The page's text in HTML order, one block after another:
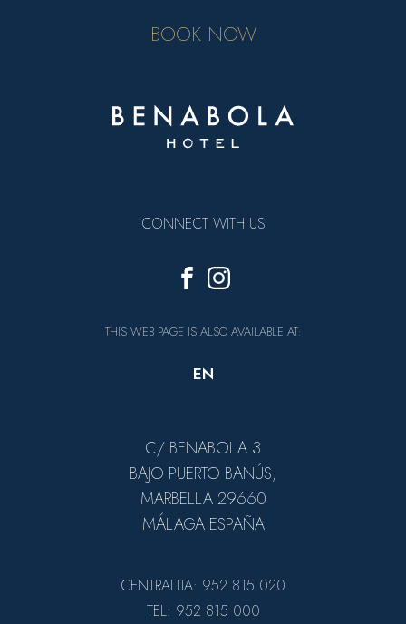
BOOK NOW
C/ BENABOLA 3
BAJO PUERTO BANÚS,
MARBELLA 29660
MÁLAGA ESPAÑA
CONNECT WITH US
THIS WEB PAGE IS ALSO AVAILABLE AT:
EN
CENTRALITA: 952 815 020
TEL: 952 815 000